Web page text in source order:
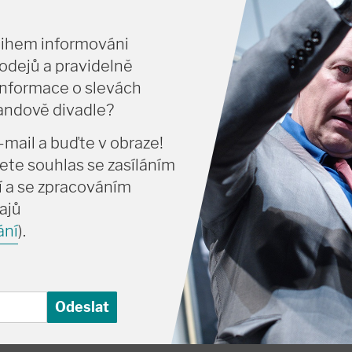
divadelního zpravodaje.
svandovodivadlo.cz, tel. 257 321 334
20:00
2 hodiny před začátkem představení (pokud se
informováni
a pravidelně
o slevách
divadle?
a buďte v obraze!
souhlas se zasíláním
se zpracováním
).